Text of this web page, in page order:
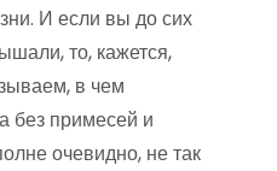
И если вы до сих
то, кажется,
в чем
без примесей и
очевидно, не так